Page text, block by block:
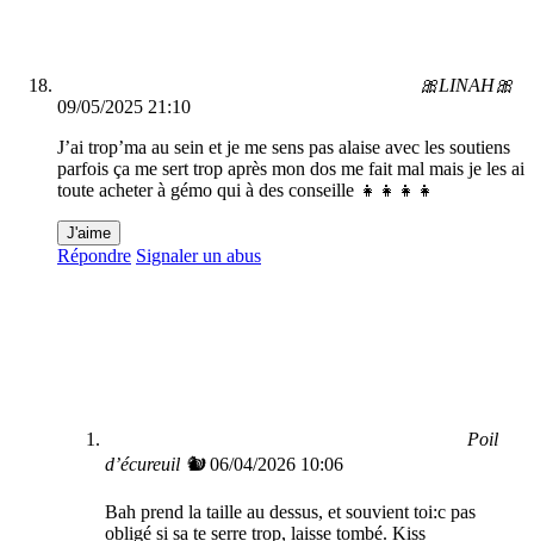
🎀LINAH🎀
09/05/2025 21:10
J’ai trop’ma au sein et je me sens pas alaise avec les soutiens
parfois ça me sert trop après mon dos me fait mal mais je les ai
toute acheter à gémo qui à des conseille 👧👧👧👧
J'aime
Répondre Signaler un abus
Poil
d’écureuil 🐿 06/04/2026 10:06
Bah prend la taille au dessus, et souvient toi:c pas
obligé si sa te serre trop, laisse tombé. Kiss